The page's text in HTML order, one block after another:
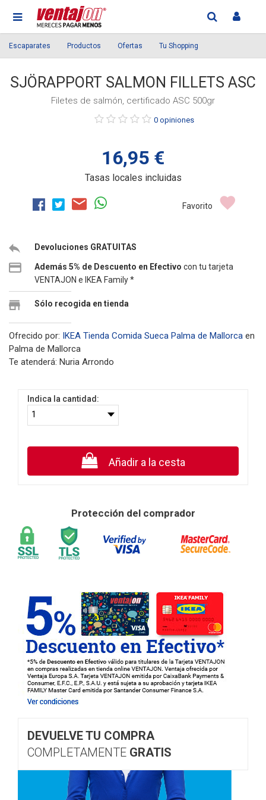
Escaparates Productos Ofertas Tu Shopping
SJÖRAPPORT SALMON FILLETS ASC
Filetes de salmón, certificado ASC 500gr
Púntue
0 opiniones
16,95 €
Tasas locales incluidas
Favorito
Devoluciones GRATUITAS
Además 5% de Descuento en Efectivo con tu tarjeta
VENTAJON e IKEA Family *
Sólo recogida en tienda
Ofrecido por: IKEA Tienda Comida Sueca Palma de Mallorca en
Palma de Mallorca
Te atenderá: Nuria Arrondo
Indica la cantidad:
Añadir a la cesta
Protección del comprador
DEVUELVE TU COMPRA
COMPLETAMENTE GRATIS